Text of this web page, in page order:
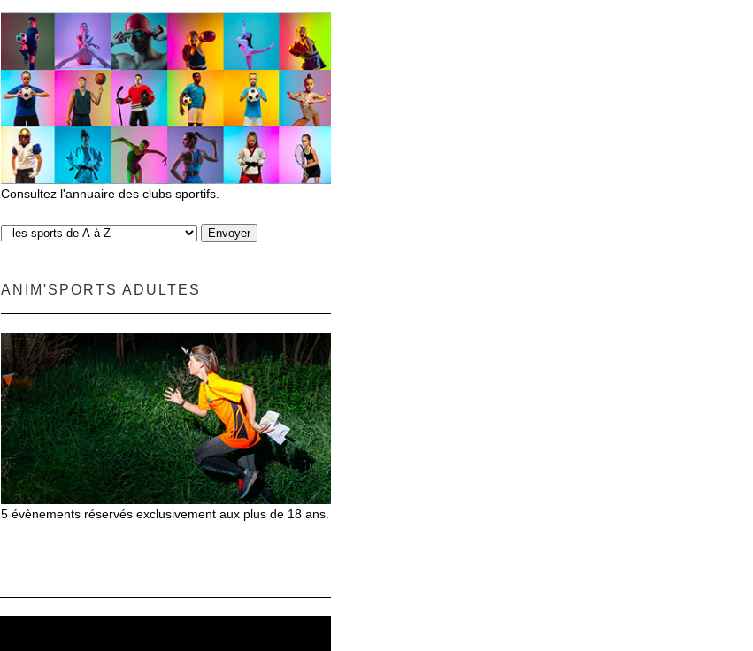
Consultez l'annuaire des clubs sportifs.
ANIM'SPORTS ADULTES
5 évènements réservés exclusivement aux plus de 18 ans.